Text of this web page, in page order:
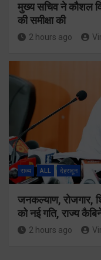
मुख्य सचिव ने कौशल
की समीक्षा की
2 hours ago
राज्य ALL देहरादून
जनकल्याण, रोजगार,
को नई गति, राज्य
2 hours ago